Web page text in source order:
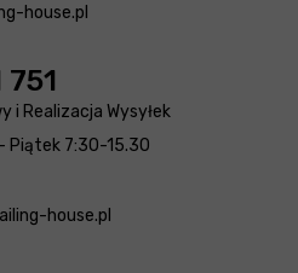
house.pl
i Realizacja Wysyłek
Piątek 7:30-15.30
house.pl